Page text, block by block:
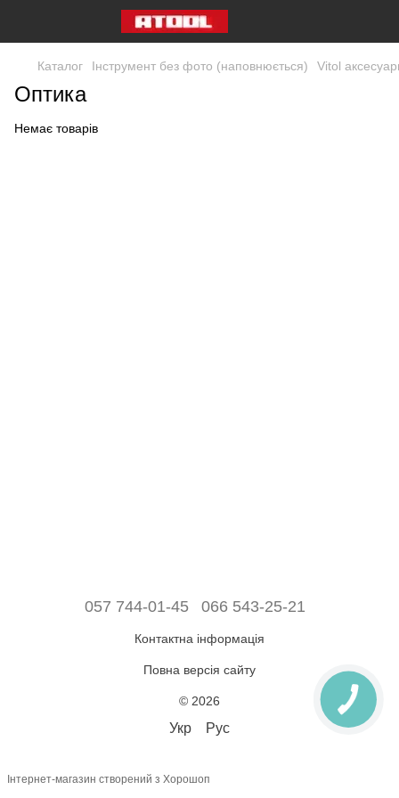
Каталог Інструмент без фото (наповнюється) Vitol
Оптика
Немає товарів
057 744-01-45 066 543-25-21
Контактна інформація
Повна версія сайту
© 2026
Укр Рус
Інтернет-магазин створений з Хорошоп